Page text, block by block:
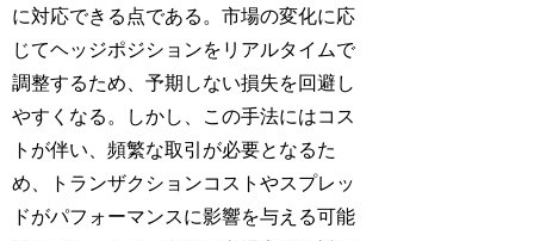
に対応できる点である。市場の変化に応
じてヘッジポジションをリアルタイムで
調整するため、予期しない損失を回避し
やすくなる。しかし、この手法にはコス
トが伴い、頻繁な取引が必要となるた
め、トランザクションコストやスプレッ
ドがパフォーマンスに影響を与える可能